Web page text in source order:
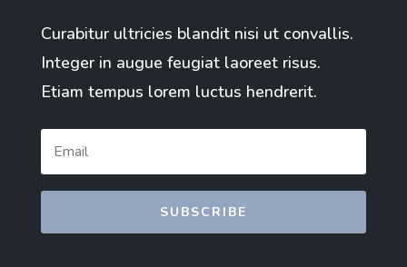
Curabitur ultricies blandit nisi ut convallis.
Integer in augue feugiat laoreet risus.
Etiam tempus lorem luctus hendrerit.
SUBSCRIBE